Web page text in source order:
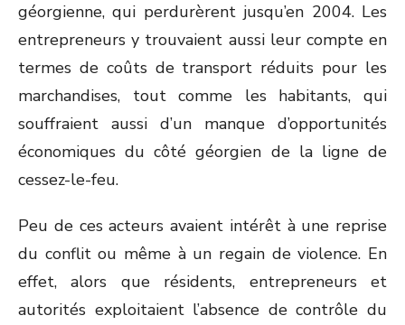
géorgienne, qui perdurèrent jusqu’en 2004. Les
entrepreneurs y trouvaient aussi leur compte en
termes de coûts de transport réduits pour les
marchandises, tout comme les habitants, qui
souffraient aussi d’un manque d’opportunités
économiques du côté géorgien de la ligne de
cessez-le-feu.
Peu de ces acteurs avaient intérêt à une reprise
du conflit ou même à un regain de violence. En
effet, alors que résidents, entrepreneurs et
autorités exploitaient l’absence de contrôle du